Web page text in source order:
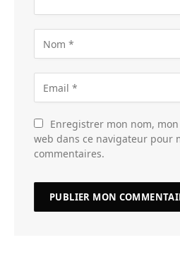
Enregistrer mon nom,
web dans ce navigateur pour
commentaires.